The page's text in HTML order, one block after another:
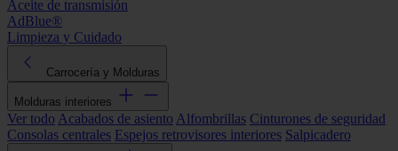
Aceite de transmisión
AdBlue®
Limpieza y Cuidado
Carrocería y Molduras
Molduras interiores
Ver todo Acabados de asiento Alfombrillas Cinturones de seguridad
Consolas centrales Espejos retrovisores interiores Salpicadero